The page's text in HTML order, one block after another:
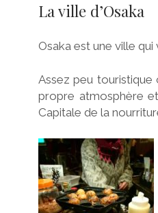
La ville d’Osaka
Osaka est une ville qui
Assez peu touristique
propre atmosphère
Capitale de la